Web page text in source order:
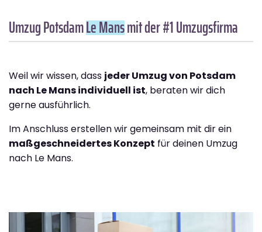
Umzug PotsdamLe Mansmit der #1 Umzugsfirma
Weil wir wissen, dass jeder Umzug von Potsdam
nach Le Mans individuell ist, beraten wir dich
gerne ausführlich.
Im Anschluss erstellen wir gemeinsam mit dir ein
maßgeschneidertes Konzept für deinen Umzug
nach Le Mans.